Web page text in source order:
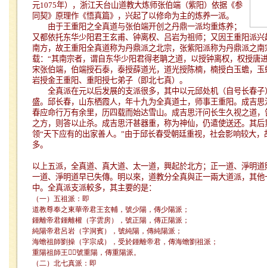
元1075年），浙江天台山道教大炼师张伯端（紫阳）依据《参
同契》原理作《悟真篇》，兴起了以修命为主的炼养一派。
由于王重阳之全真道与张伯端开创之丹鼎一派均重炼养；
又都依托东华少阳君王玄甫、钟离权、吕岩为祖师；又因王重阳派
南方，故王重阳全真道称为丹鼎派之北宗，张紫阳派称为丹鼎派之
载： “其南宗者，谓自 东华少阳君得老聃之道，以授钟离权，权授唐
宋张伯端，伯端授石泰，泰授薛道光，道光授陈楠，楠授白玉蟾，
岩授金王重阳、重阳授七弟子（即北七真）。
全真派在元以后发展的支派很多，其中以元邱处机（自号长春子
盛。邱长春，山东栖霞人，年十九为全真道士，师事王重阳。成吉
春应命行万有余里，历四载而始达雪山。成吉思汗问长生久视之道
之方，则答以止杀。成吉思汗甚器重，称为神仙，仍遣使送还。其
领“天下应有的出家善人。 ”由于邱长春受朝廷重视，社会影响较大
多。
以上五派，全真道、真大道、太一道，興起於北方；正一道、淨明道
一道、淨明道早已失傳。明以來，道教分全真與正一兩大道派，其
中。全真派支派較多，其主要的是：
（一）五祖派：即
道教尊奉之東華帝君王玄輔，號少陽，傳少陽派；
鍾離帝君鍾離權（字雲房），號正陽，傳正陽派；
純陽帝君呂岩（字洞賓），號純陽，傳純陽派；
海蟾祖師劉操（字宗成），受於鍾離帝君，傳海蟾劉祖派；
重陽祖師王，號重陽，傳重陽派。
（二）北七真派：即